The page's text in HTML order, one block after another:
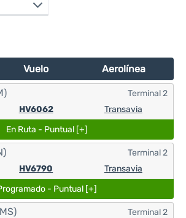
Vuelo Aerolínea
HV6062 Transavia
Terminal 2
En Ruta - Puntual [+]
HV6790 Transavia
Terminal 2
- Puntual [+]
Terminal 2